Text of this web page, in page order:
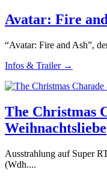
Avatar: Fire
“Avatar: Fire and Ash”,
Infos & Trailer →
The Christmas
Weihnachtsliebe
Ausstrahlung auf Super
(Wdh....